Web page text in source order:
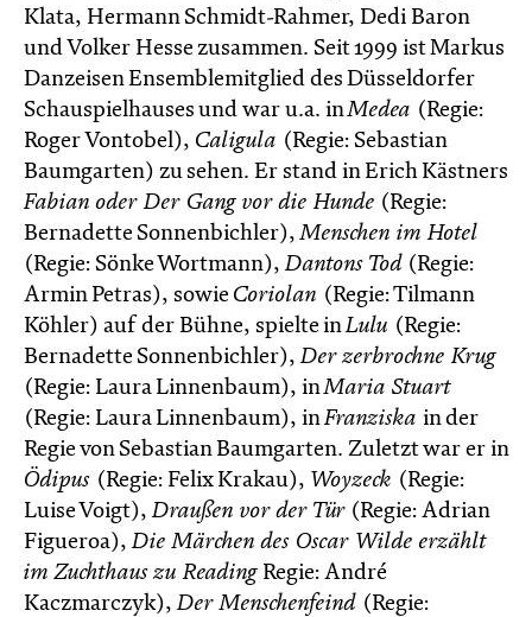
Klata, Hermann Schmidt-Rahmer, Dedi Baron
und Volker Hesse zusammen. Seit 1999 ist Markus
Danzeisen Ensemblemitglied des Düsseldorfer
Schauspielhauses und war u.a. inMedea (Regie:
Roger Vontobel), Caligula (Regie: Sebastian
Baumgarten) zu sehen. Er stand in Erich Kästners
Fabian oder Der Gang vor die Hunde (Regie:
Bernadette Sonnenbichler),Menschen im Hotel
(Regie: Sönke Wortmann),Dantons Tod (Regie:
Armin Petras), sowie Coriolan (Regie: Tilmann
Köhler) auf der Bühne, spielte inLulu (Regie:
Bernadette Sonnenbichler),Der zerbrochne Krug
(Regie: Laura Linnenbaum), inMaria Stuart
(Regie: Laura Linnenbaum), inFranziska in der
Regie von Sebastian Baumgarten. Zuletzt war er in
Ödipus (Regie: Felix Krakau), Woyzeck (Regie:
Luise Voigt),Draußen vor der Tür (Regie: Adrian
Figueroa),Die Märchen des Oscar Wilde erzählt
im Zuchthaus zu Reading Regie: André
Kaczmarczyk),Der Menschenfeind (Regie: